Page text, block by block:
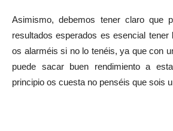
Asimismo, debemos tener claro que
resultados esperados es esencial tener
os alarméis si no lo tenéis, ya que con
puede sacar buen rendimiento a
principio os cuesta no penséis que sois